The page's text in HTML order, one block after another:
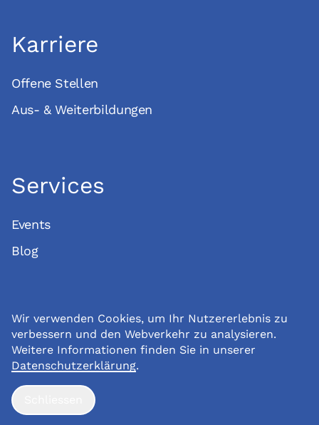
Wir verwenden Cookies, um Ihr Nutzererlebnis zu
verbessern und den Webverkehr zu analysieren.
Weitere Informationen finden Sie in unserer
Datenschutzerklärung.
Karriere
Offene Stellen
Aus- & Weiterbildungen
Services
Events
Blog
Impressum
Datenschutz
Spenden
© Copyright 2026 Landenhof